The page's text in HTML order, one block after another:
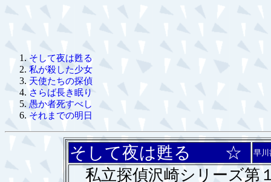
そして夜は甦る
私が殺した少女
天使たちの探偵
さらば長き眠り
愚か者死すべし
それまでの明日
そして夜は甦る ☆ 早川
私立探偵沢崎シリーズ第